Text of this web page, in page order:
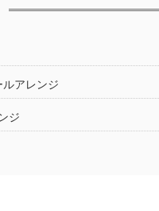
アレンジ
ジ